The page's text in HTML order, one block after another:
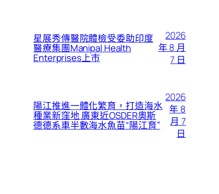
星展秀傳醫院體檢受委助印度
醫療集團Manipal Health
Enterprises上市
2026
年 8 月
7 日
陽江推進一體化繁育，打造海水
種業新窪地 廣東近OSDER奧斯
德德系車半數海水魚苗“陽江育”
2026
年 8
月 7
日